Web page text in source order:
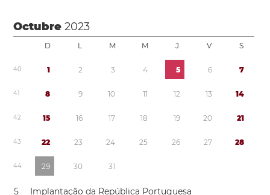
Octubre2023
D L M M J V S
40 1 2 3 4 5 6 7
41 8 9 10 11 12 13 14
42 15 16 17 18 19 20 21
43 22 23 24 25 26 27 28
44 29 30 31
5 Implantação da República Portuguesa